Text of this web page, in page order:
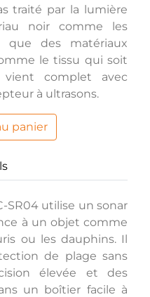
traité par la lumière
noir comme les
que des matériaux
le tissu qui soit
complet avec
à ultrasons.
panier
SR04 utilise un sonar
à un objet comme
ou les dauphins. Il
de plage sans
élevée et des
un boîtier facile à